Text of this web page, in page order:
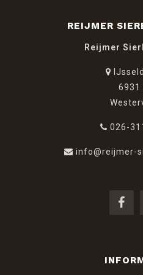
REIJMER
Reijmer
6931
026-
info@reijmer-